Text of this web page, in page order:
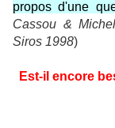
propos d'une
Cassou &
Siros 1998)
Est-il encore